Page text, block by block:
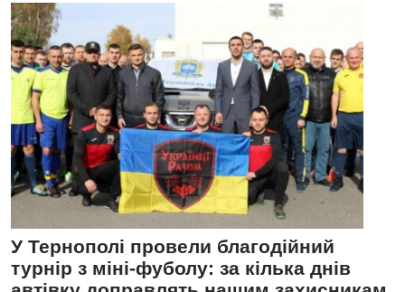
У Тернополі провели благодійний
турнір з міні-фуболу: за кілька днів